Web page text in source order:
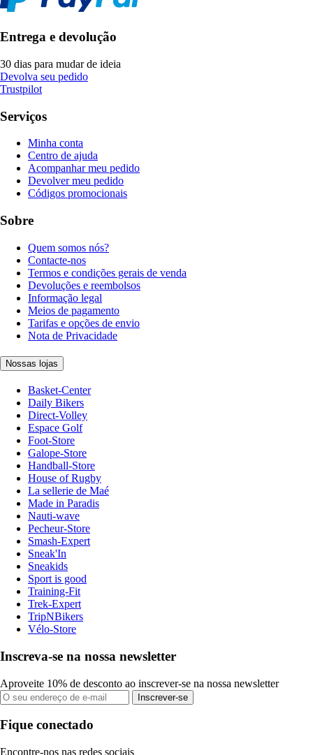
Entrega e devolução
30 dias para mudar de ideia
Devolva seu pedido
Trustpilot
Serviços
Minha conta
Centro de ajuda
Acompanhar meu pedido
Devolver meu pedido
Códigos promocionais
Sobre
Quem somos nós?
Contacte-nos
Termos e condições gerais de venda
Devoluções e reembolsos
Informação legal
Meios de pagamento
Tarifas e opções de envio
Nota de Privacidade
Nossas lojas
Basket-Center
Daily Bikers
Direct-Volley
Espace Golf
Foot-Store
Galope-Store
Handball-Store
House of Rugby
La sellerie de Maé
Made in Paradis
Nauti-wave
Pecheur-Store
Smash-Expert
Sneak'In
Sneakids
Sport is good
Training-Fit
Trek-Expert
TripNBikers
Vélo-Store
Inscreva-se na nossa newsletter
Aproveite 10% de desconto ao inscrever-se na nossa newsletter
Inscrever-se
Fique conectado
Encontre-nos nas redes sociais